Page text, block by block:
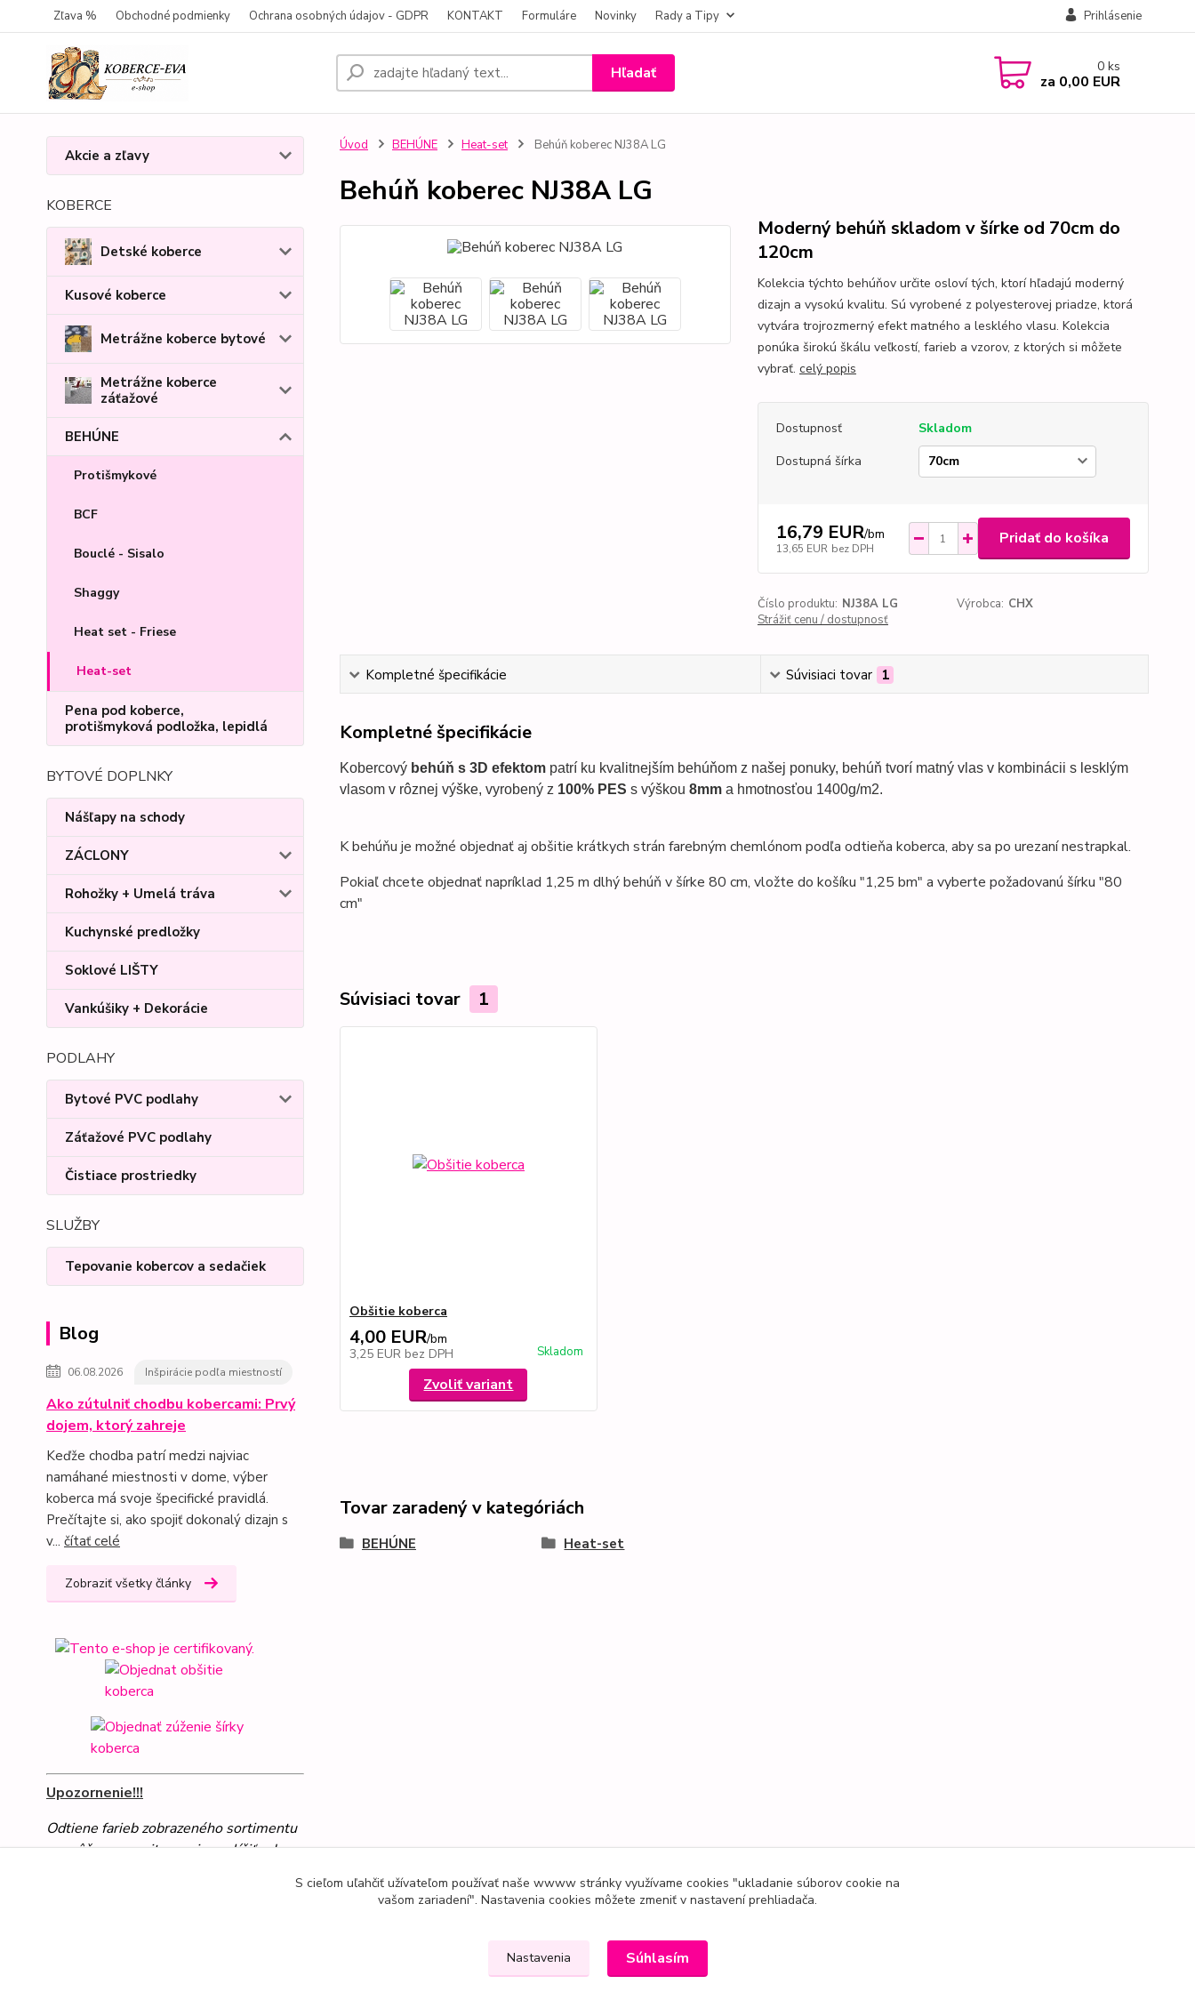
Zľava % Obchodné podmienky Ochrana osobných údajov - GDPR KONTAKT Formuláre Novinky Rady a Tipy Prihlásenie
Hľadať 0 ks
za 0,00 EUR
Akcie a zľavy
KOBERCE
Detské koberce
Kusové koberce
Metrážne koberce bytové
Metrážne koberce
záťažové
BEHÚNE
Protišmykové
BCF
Bouclé - Sisalo
Shaggy
Heat set - Friese
Heat-set
Pena pod koberce,
protišmyková podložka, lepidlá
BYTOVÉ DOPLNKY
Nášľapy na schody
ZÁCLONY
Rohožky + Umelá tráva
Kuchynské predložky
Soklové LIŠTY
Vankúšiky + Dekorácie
PODLAHY
Bytové PVC podlahy
Záťažové PVC podlahy
Čistiace prostriedky
SLUŽBY
Tepovanie kobercov a sedačiek
Blog
06.08.2026 Inšpirácie podľa miestností
Ako zútulniť chodbu kobercami: Prvý
dojem, ktorý zahreje
Keďže chodba patrí medzi najviac
namáhané miestnosti v dome, výber
koberca má svoje špecifické pravidlá.
Prečítajte si, ako spojiť dokonalý dizajn s
v... čítať celé
Zobraziť všetky články
Upozornenie!!!
Odtiene farieb zobrazeného sortimentu
sa môžu na monitore mierne líšiť od
Úvod BEHÚNE Heat-set Behúň koberec NJ38A LG
Behúň koberec NJ38A LG
Moderný behúň skladom v šírke od 70cm do
120cm
Kolekcia týchto behúňov určite osloví tých, ktorí hľadajú moderný
dizajn a vysokú kvalitu. Sú vyrobené z polyesterovej priadze, ktorá
vytvára trojrozmerný efekt matného a lesklého vlasu. Kolekcia
ponúka širokú škálu veľkostí, farieb a vzorov, z ktorých si môžete
vybrať. celý popis
Dostupnosť
Skladom
Dostupná šírka
16,79 EUR/bm
13,65 EUR bez DPH
Pridať do košíka
Číslo produktu: NJ38A LG Výrobca: CHX
Strážiť cenu / dostupnosť
Kompletné špecifikácie Súvisiaci tovar 1
Kompletné špecifikácie
Kobercový behúň s 3D efektompatrí ku kvalitnejším behúňom z našej ponuky, behúň tvorí matný vlas v kombinácii s lesklým
vlasom v rôznej výške, vyrobený z 100% PES s výškou 8mma hmotnosťou 1400g/m2.
K behúňu je možné objednať aj obšitie krátkych strán farebným chemlónom podľa odtieňa koberca, aby sa po urezaní nestrapkal.
Pokiaľ chcete objednať napríklad 1,25 m dlhý behúň v šírke 80 cm, vložte do košíku "1,25 bm" a vyberte požadovanú šírku "80
cm"
Súvisiaci tovar 1
Obšitie koberca
4,00 EUR/bm
3,25 EUR bez DPH Skladom
Zvoliť variant
Tovar zaradený v kategóriách
BEHÚNE Heat-set
S cieľom uľahčiť užívateľom používať naše wwww stránky využívame cookies "ukladanie súborov cookie na
vašom zariadení". Nastavenia cookies môžete zmeniť v nastavení prehliadača.
Nastavenia Súhlasím